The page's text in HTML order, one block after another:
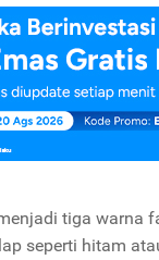
tiga warna
seperti hitam